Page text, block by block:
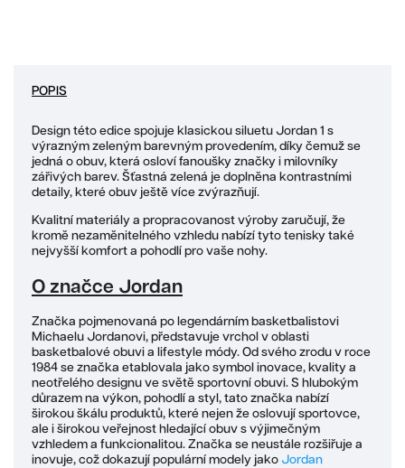
POPIS
Design této edice spojuje klasickou siluetu Jordan 1 s
výrazným zeleným barevným provedením, díky čemuž se
jedná o obuv, která osloví fanoušky značky i milovníky
zářivých barev. Šťastná zelená je doplněna kontrastními
detaily, které obuv ještě více zvýrazňují.
Kvalitní materiály a propracovanost výroby zaručují, že
kromě nezaměnitelného vzhledu nabízí tyto tenisky také
nejvyšší komfort a pohodlí pro vaše nohy.
O značce Jordan
Značka pojmenovaná po legendárním basketbalistovi
Michaelu Jordanovi, představuje vrchol v oblasti
basketbalové obuvi a lifestyle módy. Od svého zrodu v roce
1984 se značka etablovala jako symbol inovace, kvality a
neotřelého designu ve světě sportovní obuvi. S hlubokým
důrazem na výkon, pohodlí a styl, tato značka nabízí
širokou škálu produktů, které nejen že oslovují sportovce,
ale i širokou veřejnost hledající obuv s výjimečným
vzhledem a funkcionalitou. Značka se neustále rozšiřuje a
inovuje, což dokazují populární modely jako Jordan